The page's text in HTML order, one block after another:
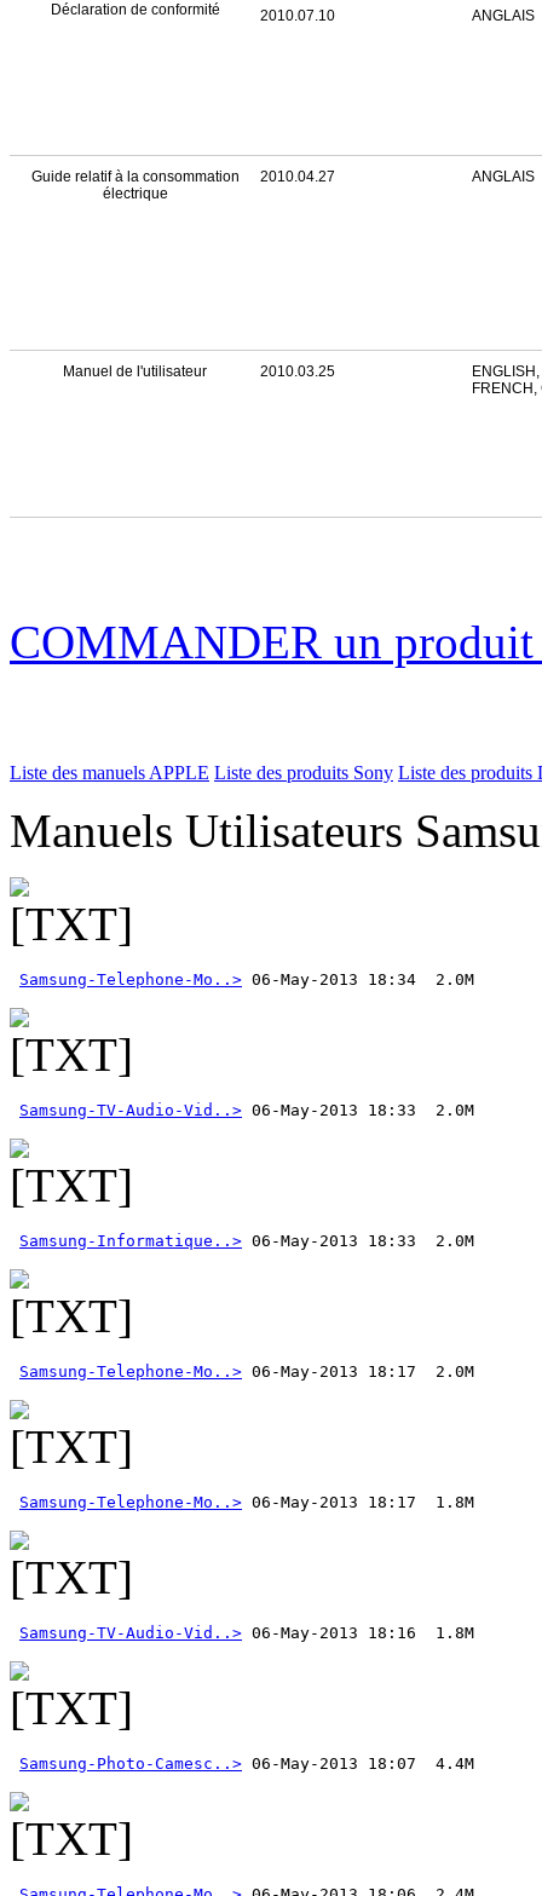
Déclaration de conformité 2010.07.10 ANGLAIS
Guide relatif à la consommation
électrique
2010.04.27 ANGLAIS
Manuel de l'utilisateur 2010.03.25
FRENCH,
COMMANDER un
Liste des manuels APPLE Liste des produits Sony Liste des produits
Manuels Utilisateurs
Samsung-Telephone-Mo..>
Samsung-TV-Audio-Vid..>
Samsung-Informatique..>
Samsung-Telephone-Mo..>
Samsung-Telephone-Mo..>
Samsung-TV-Audio-Vid..>
Samsung-Photo-Camesc..>